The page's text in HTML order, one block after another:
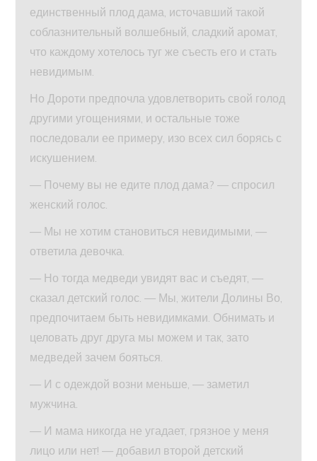
единственный плод дама, источавший такой
соблазнительный волшебный, сладкий аромат,
что каждому хотелось туг же съесть его и стать
невидимым.
Но Дороти предпочла удовлетворить свой голод
другими угощениями, и остальные тоже
последовали ее примеру, изо всех сил борясь с
искушением.
— Почему вы не едите плод дама? — спросил
женский голос.
— Мы не хотим становиться невидимыми, —
ответила девочка.
— Но тогда медведи увидят вас и съедят, —
сказал детский голос. — Мы, жители Долины Во,
предпочитаем быть невидимками. Обнимать и
целовать друг друга мы можем и так, зато
медведей зачем бояться.
— И с одеждой возни меньше, — заметил
мужчина.
— И мама никогда не угадает, грязное у меня
лицо или нет! — добавил второй детский